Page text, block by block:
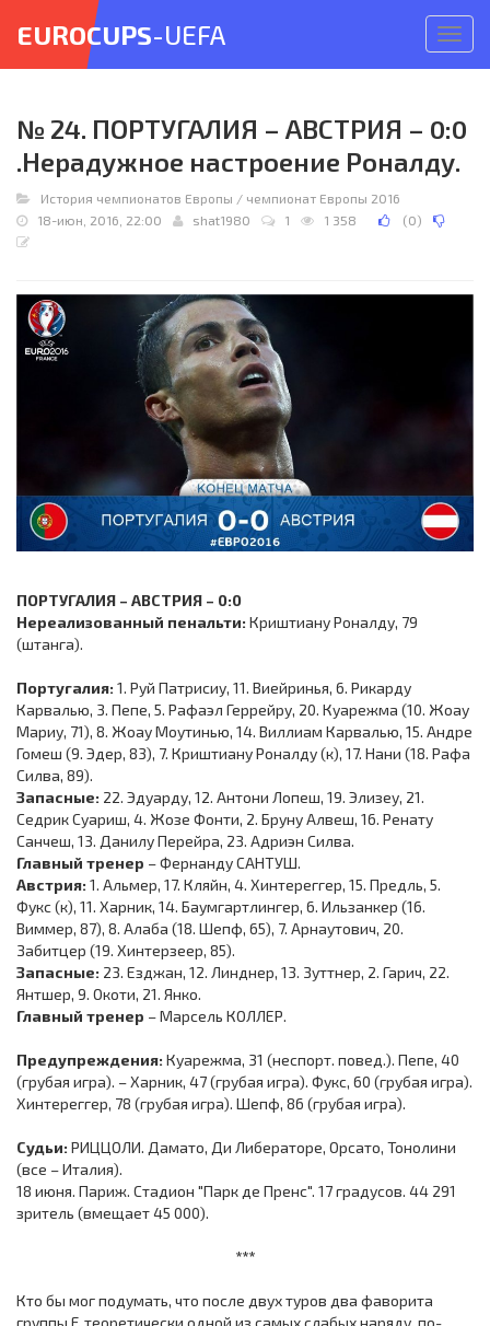
меню
EUROCUPS-UEFA
№ 24. ПОРТУГАЛИЯ – АВСТРИЯ – 0:0
.Нерадужное настроение Роналду.
История чемпионатов Европы / чемпионат Европы 2016
18-июн, 2016, 22:00
shat1980 1 1 358 (0)
ПОРТУГАЛИЯ – АВСТРИЯ – 0:0
Нереализованный пенальти: Криштиану Роналду, 79
(штанга).
Португалия: 1. Руй Патрисиу, 11. Виейринья, 6. Рикарду
Карвалью, 3. Пепе, 5. Рафаэл Геррейру, 20. Куарежма (10. Жоау
Мариу, 71), 8. Жоау Моутинью, 14. Виллиам Карвалью, 15. Андре
Гомеш (9. Эдер, 83), 7. Криштиану Роналду (к), 17. Нани (18. Рафа
Силва, 89).
Запасные: 22. Эдуарду, 12. Антони Лопеш, 19. Элизеу, 21.
Седрик Суариш, 4. Жозе Фонти, 2. Бруну Алвеш, 16. Ренату
Санчеш, 13. Данилу Перейра, 23. Адриэн Силва.
Главный тренер – Фернанду САНТУШ.
Австрия: 1. Альмер, 17. Кляйн, 4. Хинтереггер, 15. Предль, 5.
Фукс (к), 11. Харник, 14. Баумгартлингер, 6. Ильзанкер (16.
Виммер, 87), 8. Алаба (18. Шепф, 65), 7. Арнаутович, 20.
Забитцер (19. Хинтерзеер, 85).
Запасные: 23. Езджан, 12. Линднер, 13. Зуттнер, 2. Гарич, 22.
Янтшер, 9. Окоти, 21. Янко.
Главный тренер – Марсель КОЛЛЕР.
Предупреждения: Куарежма, 31 (неспорт. повед.). Пепе, 40
(грубая игра). – Харник, 47 (грубая игра). Фукс, 60 (грубая игра).
Хинтереггер, 78 (грубая игра). Шепф, 86 (грубая игра).
Судьи: РИЦЦОЛИ. Дамато, Ди Либераторе, Орсато, Тонолини
(все – Италия).
18 июня. Париж. Стадион "Парк де Пренс". 17 градусов. 44 291
зритель (вмещает 45 000).
***
Кто бы мог подумать, что после двух туров два фаворита